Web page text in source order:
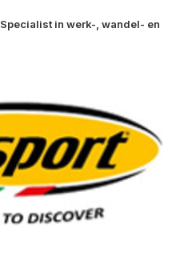
in werk-, wandel- en